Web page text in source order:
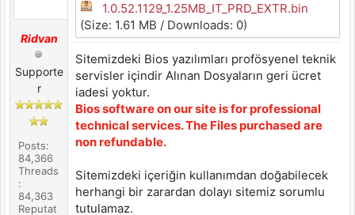
Ridvan
Supporte
r
Posts:
84,366
Threads
:
84,363
Reputat
1.0.52.1129_1.25MB_IT_PRD_EXTR.bin
(Size: 1.61 MB / Downloads: 0)
Sitemizdeki Bios yazılımları profösyenel teknik
servisler içindir Alınan Dosyaların geri ücret
iadesi yoktur.
Bios software on our site is for professional
technical services. The Files purchased are
non refundable.
Sitemizdeki içeriğin kullanımdan doğabilecek
herhangi bir zarardan dolayı sitemiz sorumlu
tutulamaz.